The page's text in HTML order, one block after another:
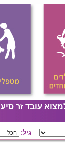
עובד זר
גיל: